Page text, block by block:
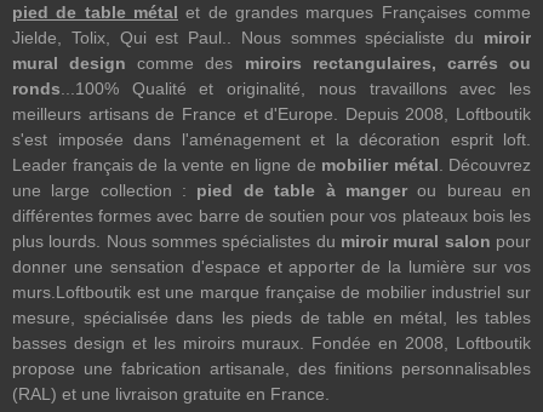
pied de table métal et de grandes marques Françaises comme
Jielde, Tolix, Qui est Paul.. Nous sommes spécialiste du miroir
mural design comme des miroirs rectangulaires, carrés ou
ronds ...100% Qualité et originalité, nous travaillons avec les
meilleurs artisans de France et d'Europe. Depuis 2008, Loftboutik
s'est imposée dans l'aménagement et la décoration esprit loft.
Leader français de la vente en ligne de mobilier métal . Découvrez
une large collection : pied de table à mangerou bureau en
différentes formes avec barre de soutien pour vos plateaux bois les
plus lourds. Nous sommes spécialistes du miroir mural salon pour
donner une sensation d'espace et apporter de la lumière sur vos
murs.Loftboutik est une marque française de mobilier industriel sur
mesure, spécialisée dans les pieds de table en métal, les tables
basses design et les miroirs muraux. Fondée en 2008, Loftboutik
propose une fabrication artisanale, des finitions personnalisables
(RAL) et une livraison gratuite en France.